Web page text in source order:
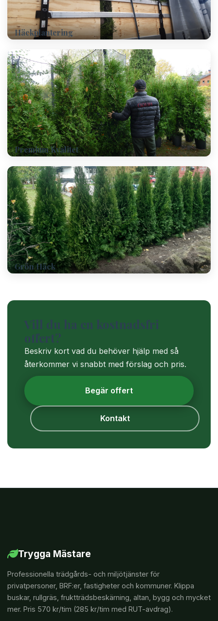
Häckplantering
Premium Kvalitet
Grön Häck
Vill du ha en kostnadsfri
offert?
Beskriv kort vad du behöver hjälp med så
återkommer vi snabbt med förslag och pris.
Begär offert
Kontakt
Trygga Mästare
Professionella trädgårds- och miljötjänster för
privatpersoner, BRF:er, fastigheter och kommuner. Klippa
buskar, rullgräs, fruktträdsbeskärning, altan, bygg och mycket
mer. Pris 570 kr/tim (285 kr/tim med RUT-avdrag).